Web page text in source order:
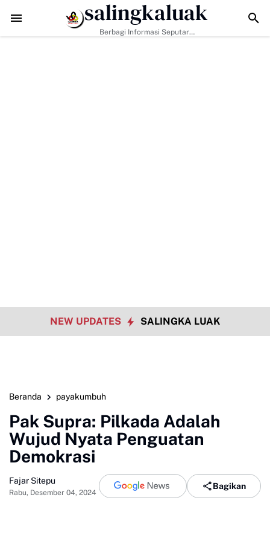
Hanya Tugas Pemerintah, H. Ilson Cong Dorong Keluarga dan
salingkaluak
Berbagi Informasi Seputar
NEW UPDATES SALINGKA LUAK
Beranda payakumbuh
Pak Supra: Pilkada Adalah
Wujud Nyata Penguatan
Demokrasi
Fajar Sitepu
Rabu, Desember 04, 2024
Bagikan